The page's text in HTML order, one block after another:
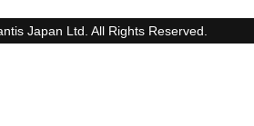
Japan Ltd. All Rights Reserved.